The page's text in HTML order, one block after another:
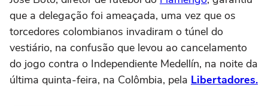
que a delegação foi ameaçada, uma vez que os
torcedores colombianos invadiram o túnel do
vestiário, na confusão que levou ao cancelamento
do jogo contra o Independiente Medellín, na noite da
última quinta-feira, na Colômbia, pela Libertadores.